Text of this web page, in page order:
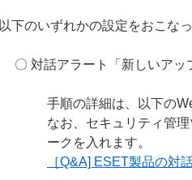
以下のいずれかの設定をおこな
〇 対話アラート「新しいア
手順の詳細は、以下の
なお、セキュリティ管
ークを入れます。
［Q&A] ESET製品の対